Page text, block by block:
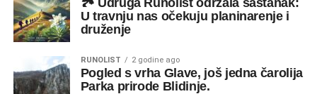
U travnju nas očekuju planinarenje i
druženje
RUNOLIST 2 godine ago
Pogled s vrha Glave, još jedna čarolija
Parka prirode Blidinje.